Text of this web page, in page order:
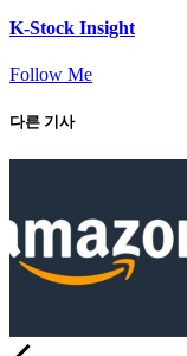
K-Stock Insight
Follow Me
다른 기사